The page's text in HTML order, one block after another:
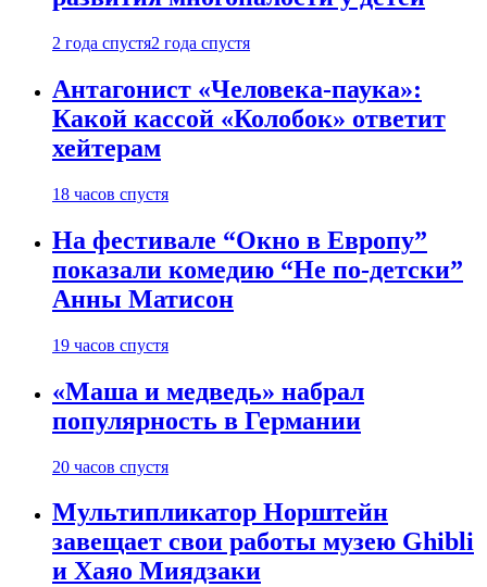
2 года спустя2 года спустя
Антагонист «Человека-паука»:
Какой кассой «Колобок» ответит
хейтерам
18 часов спустя
На фестивале “Окно в Европу”
показали комедию “Не по-детски”
Анны Матисон
19 часов спустя
«Маша и медведь» набрал
популярность в Германии
20 часов спустя
Мультипликатор Норштейн
завещает свои работы музею Ghibli
и Хаяо Миядзаки